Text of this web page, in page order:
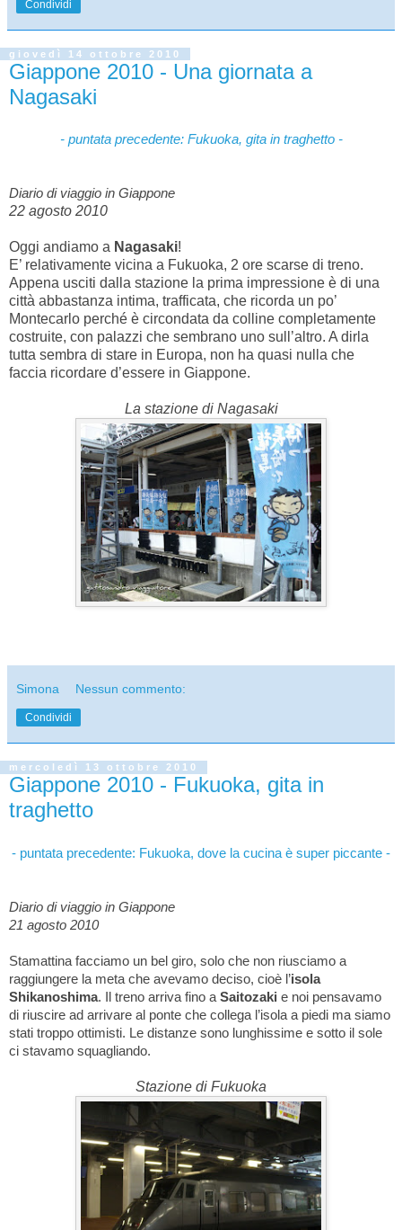
Condividi
giovedì 14 ottobre 2010
Giappone 2010 - Una giornata a
Nagasaki
- puntata precedente: Fukuoka, gita in traghetto -
Diario di viaggio in Giappone
22 agosto 2010
Oggi andiamo a Nagasaki!
E’ relativamente vicina a Fukuoka, 2 ore scarse di treno.
Appena usciti dalla stazione la prima impressione è di una
città abbastanza intima, trafficata, che ricorda un po’
Montecarlo perché è circondata da colline completamente
costruite, con palazzi che sembrano uno sull’altro. A dirla
tutta sembra di stare in Europa, non ha quasi nulla che
faccia ricordare d’essere in Giappone.
La stazione di Nagasaki
Simona Nessun commento:
Condividi
mercoledì 13 ottobre 2010
Giappone 2010 - Fukuoka, gita in
traghetto
- puntata precedente: Fukuoka, dove la cucina è super piccante -
Diario di viaggio in Giappone
21 agosto 2010
Stamattina facciamo un bel giro, solo che non riusciamo a
raggiungere la meta che avevamo deciso, cioè l’isola
Shikanoshima. Il treno arriva fino a Saitozaki e noi pensavamo
di riuscire ad arrivare al ponte che collega l’isola a piedi ma siamo
stati troppo ottimisti. Le distanze sono lunghissime e sotto il sole
ci stavamo squagliando.
Stazione di Fukuoka